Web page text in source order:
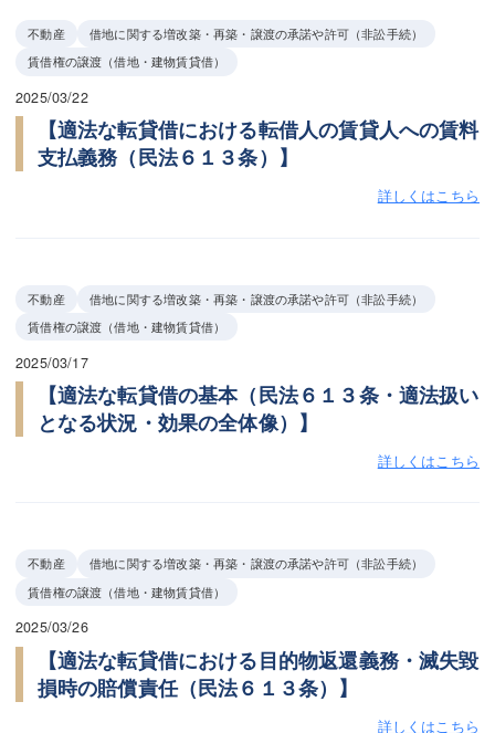
不動産
借地に関する増改築・再築・譲渡の承諾や許可（非訟手続）
賃借権の譲渡（借地・建物賃貸借）
2025/03/22
【適法な転貸借における転借人の賃貸人への賃料
支払義務（民法６１３条）】
詳しくはこちら
不動産
借地に関する増改築・再築・譲渡の承諾や許可（非訟手続）
賃借権の譲渡（借地・建物賃貸借）
2025/03/17
【適法な転貸借の基本（民法６１３条・適法扱い
となる状況・効果の全体像）】
詳しくはこちら
不動産
借地に関する増改築・再築・譲渡の承諾や許可（非訟手続）
賃借権の譲渡（借地・建物賃貸借）
2025/03/26
【適法な転貸借における目的物返還義務・滅失毀
損時の賠償責任（民法６１３条）】
詳しくはこちら